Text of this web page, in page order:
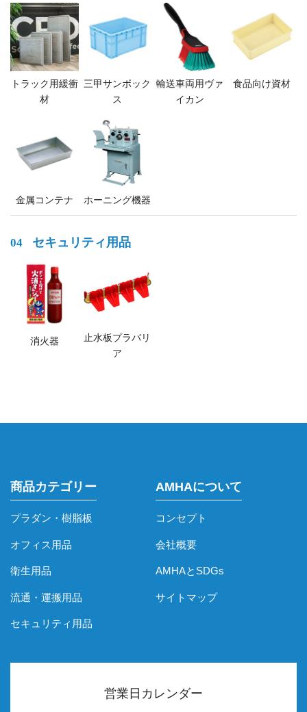
トラック用緩衝
材
三甲サンボック
ス
輸送車両用ヴァ
イカン
食品向け資材
金属コンテナ ホーニング機器
04 セキュリティ用品
消火器
止水板プラバリ
ア
商品カテゴリー
プラダン・樹脂板
オフィス用品
衛生用品
流通・運搬用品
セキュリティ用品
AMHAについて
コンセプト
会社概要
AMHAとSDGs
サイトマップ
営業日カレンダー